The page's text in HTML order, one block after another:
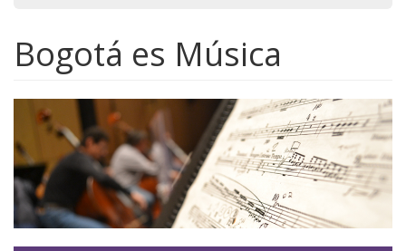
Bogotá es Música